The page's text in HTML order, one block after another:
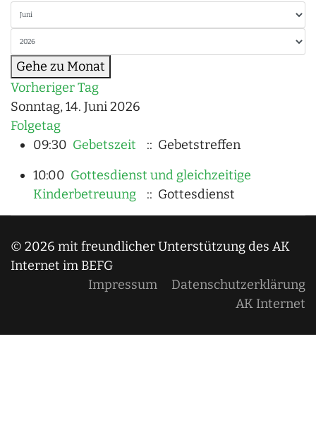
Gehe zu Monat
Vorheriger Tag
Sonntag, 14. Juni 2026
Folgetag
09:30 Gebetszeit
:: Gebetstreffen
10:00 Gottesdienst und gleichzeitige
Kinderbetreuung
:: Gottesdienst
© 2026 mit freundlicher Unterstützung des AK
Internet im BEFG
Impressum
Datenschutzerklärung
AK Internet